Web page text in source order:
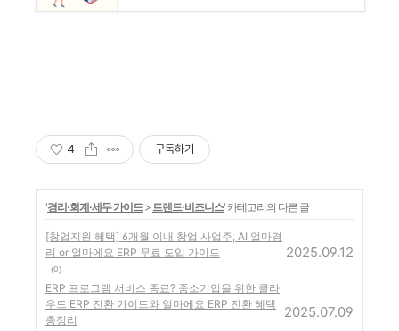
4 구독하기
'경리·회계·세무 가이드> 트렌드·비즈니스' 카테고리의 다른 글
[창업지원 혜택] 6개월 이내 창업 사업주, AI 얼마경
리 or 얼마에요 ERP 무료 도입 가이드
(0)
2025.09.12
ERP 프로그램 서비스 종료? 중소기업을 위한 클라
우드 ERP 전환 가이드와 얼마에요 ERP 전환 혜택
총정리
2025.07.09